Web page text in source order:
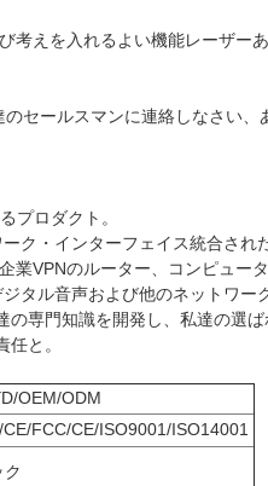
考えを入れるよい機能レーザー
セールスマンに連絡しなさい、
プロダクト。
・インターフェイス統合され
VPNのルーター、コンピュー
タル音声および他のネットワー
専門知識を開発し、私達の選
と。
OEM/ODM
CE/FCC/CE/ISO9001/ISO14001
ク